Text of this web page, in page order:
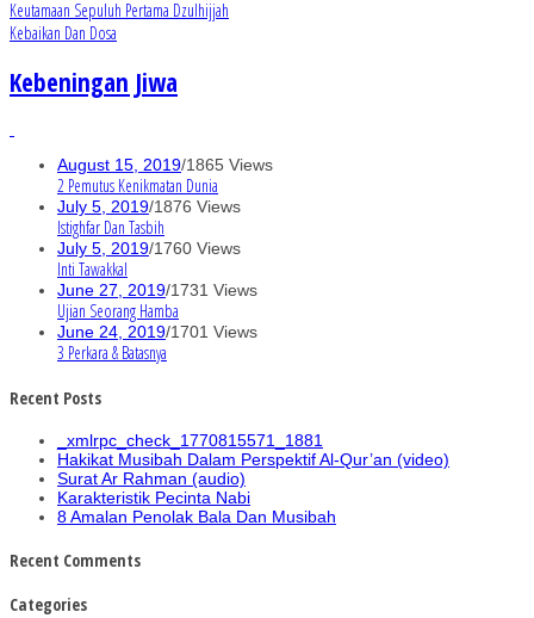
Keutamaan Sepuluh Pertama Dzulhijjah
Kebaikan Dan Dosa
Kebeningan Jiwa
August 15, 2019/1865 Views
2 Pemutus Kenikmatan Dunia
July 5, 2019/1876 Views
Istighfar Dan Tasbih
July 5, 2019/1760 Views
Inti Tawakkal
June 27, 2019/1731 Views
Ujian Seorang Hamba
June 24, 2019/1701 Views
3 Perkara & Batasnya
Recent Posts
_xmlrpc_check_1770815571_1881
Hakikat Musibah Dalam Perspektif Al-Qur’an (video)
Surat Ar Rahman (audio)
Karakteristik Pecinta Nabi
8 Amalan Penolak Bala Dan Musibah
Recent Comments
Categories